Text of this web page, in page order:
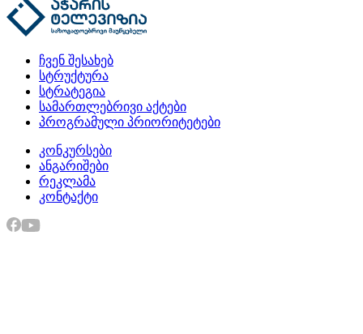
ჩვენ შესახებ
სტრუქტურა
სტრატეგია
სამართლებრივი აქტები
პროგრამული პრიორიტეტები
კონკურსები
ანგარიშები
რეკლამა
კონტაქტი